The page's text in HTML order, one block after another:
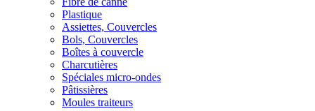
Plastique
Assiettes, Couvercles
Bols, Couvercles
Boîtes à couvercle
Charcutières
Spéciales micro-ondes
Pâtissières
Moules traiteurs